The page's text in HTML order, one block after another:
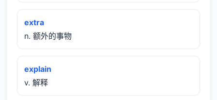
extra
n. 额外的事物
explain
v. 解释